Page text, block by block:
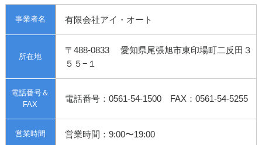
事業者名 有限会社アイ・オート
所在地
〒488-0833 愛知県尾張旭市東印場町二反田３
５５−１
電話番号＆
FAX
電話番号：0561-54-1500 FAX：0561-54-5255
営業時間 営業時間：9:00〜19:00